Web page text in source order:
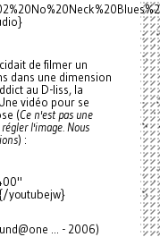
de filmer un
dans une dimension
au D-liss, la
vidéo pour se
(Ce n'est pas une
l'image. Nous
) :
youtubejw}
... - 2006)